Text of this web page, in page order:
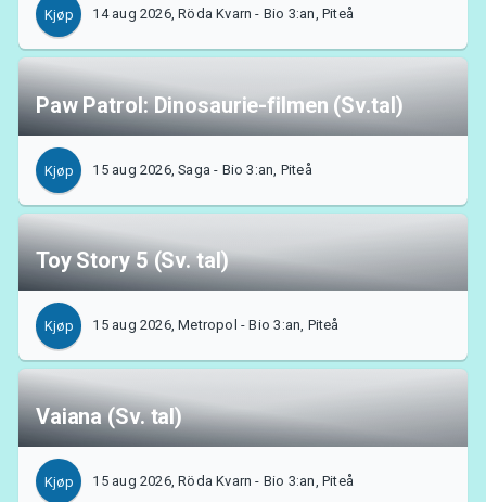
Kjøp 14 aug 2026, Röda Kvarn - Bio 3:an, Piteå
Paw Patrol: Dinosaurie-filmen (Sv.tal)
Kjøp 15 aug 2026, Saga - Bio 3:an, Piteå
Toy Story 5 (Sv. tal)
Kjøp 15 aug 2026, Metropol - Bio 3:an, Piteå
Vaiana (Sv. tal)
Kjøp 15 aug 2026, Röda Kvarn - Bio 3:an, Piteå